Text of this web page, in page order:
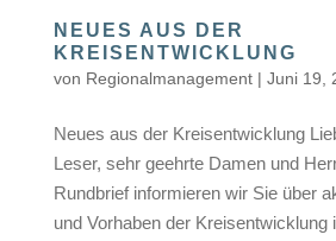
NEUES AUS DER
KREISENTWICKLUNG
von Regionalmanagement| Juni 19,
Neues aus der Kreisentwicklung
Leser, sehr geehrte Damen und
Rundbrief informieren wir Sie über
und Vorhaben der Kreisentwicklung